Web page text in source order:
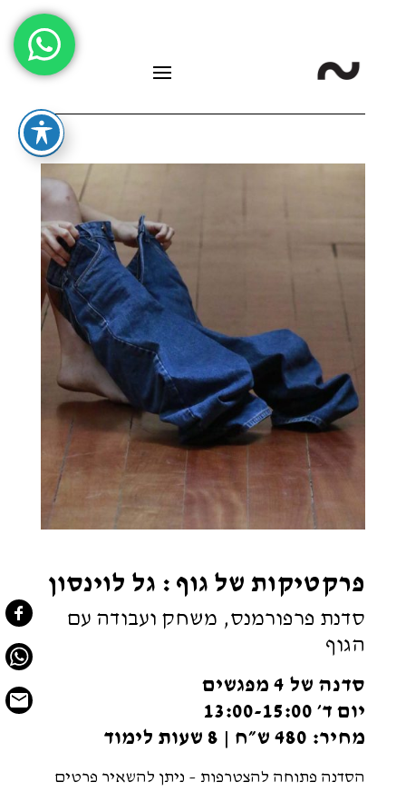
פרקטיקות של גוף : גל לוינסון
סדנת פרפורמנס, משחק ועבודה עם
הגוף
סדנה של 4 מפגשים
יום ד׳ 13:00-15:00
מחיר: 480 ש״ח | 8 שעות לימוד
הסדנה פתוחה להצטרפות – ניתן להשאיר פרטים